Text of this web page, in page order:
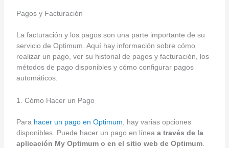
Pagos y Facturación
La facturación y los pagos son una parte importante de su
servicio de Optimum. Aquí hay información sobre cómo
realizar un pago, ver su historial de pagos y facturación, los
métodos de pago disponibles y cómo configurar pagos
automáticos.
1. Cómo Hacer un Pago
Para hacer un pago en Optimum , hay varias opciones
disponibles. Puede hacer un pago en línea a través de la
aplicación My Optimum o en el sitio web de Optimum.